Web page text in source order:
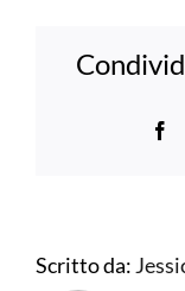
Scritto da: